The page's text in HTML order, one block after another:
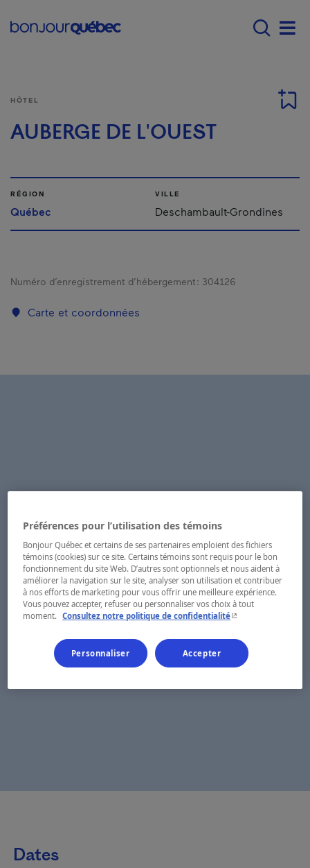
Main navigation -
HÔTEL
AUBERGE DE L'OUEST
RÉGION
Québec
VILLE
Deschambault-Grondines
Numéro d’enregistrement d’hébergement : 304126
Carte et coordonnées
Dates
Préférences pour l’utilisation des témoins
Bonjour Québec et certains de ses partenaires emploient des fichiers
témoins (cookies) sur ce site. Certains témoins sont requis pour le bon
fonctionnement du site Web. D’autres sont optionnels et nous aident à
améliorer la navigation sur le site, analyser son utilisation et contribuer
à nos efforts de marketing pour vous offrir une meilleure expérience.
Vous pouvez accepter, refuser ou personnaliser vos choix à tout
moment.
Consultez notre politique de confidentialité- Cet hyperlien
Personnaliser Accepter